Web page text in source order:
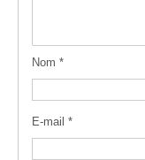
Nom *
E-mail *